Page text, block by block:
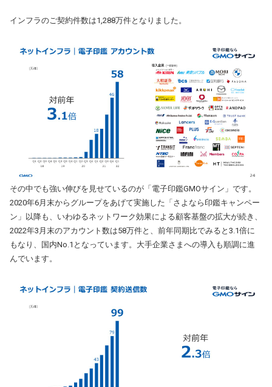
インフラのご契約件数は1,288万件となりました。
その中でも強い伸びを見せているのが「電子印鑑GMOサイン」です。
2020年6月末からグループをあげて実施した「さよなら印鑑キャンペー
ン」以降も、いわゆるネットワーク効果による顧客基盤の拡大が続き、
2022年3月末のアカウント数は58万件と、前年同期比でみると3.1倍に
もなり、国内No.1となっています。大手企業さまへの導入も順調に進
んでいます。